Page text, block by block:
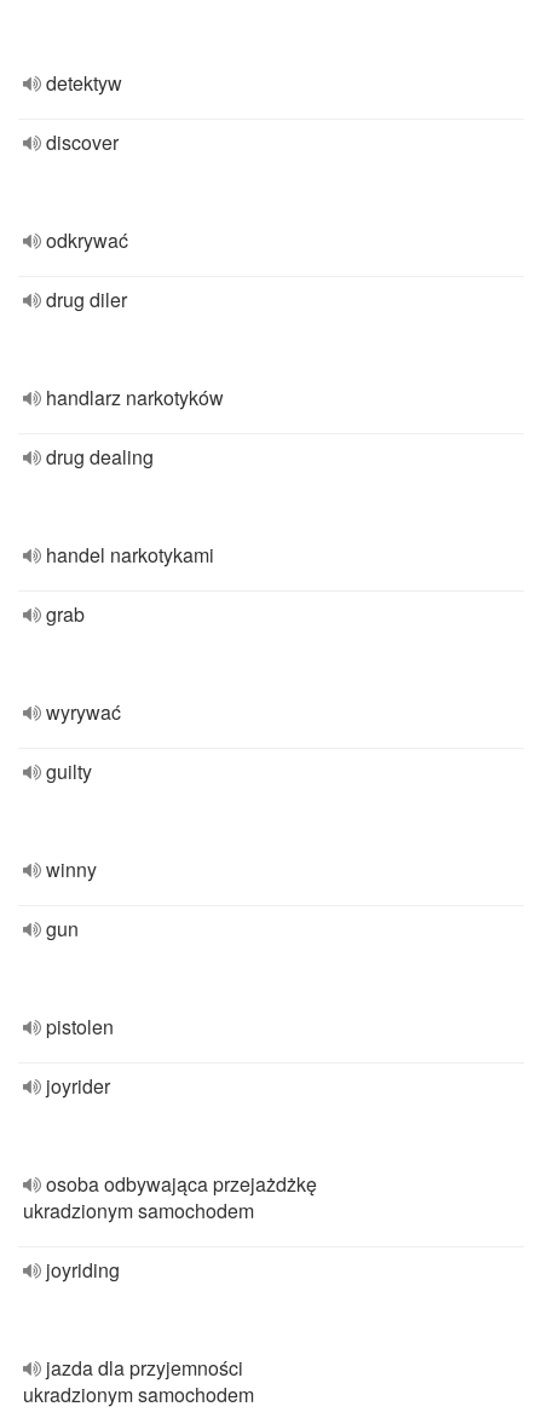
detektyw
discover
odkrywać
drug diler
handlarz narkotyków
drug dealing
handel narkotykami
grab
wyrywać
guilty
winny
gun
pistolen
joyrider
osoba odbywająca przejażdżkę
ukradzionym samochodem
joyriding
jazda dla przyjemności
ukradzionym samochodem